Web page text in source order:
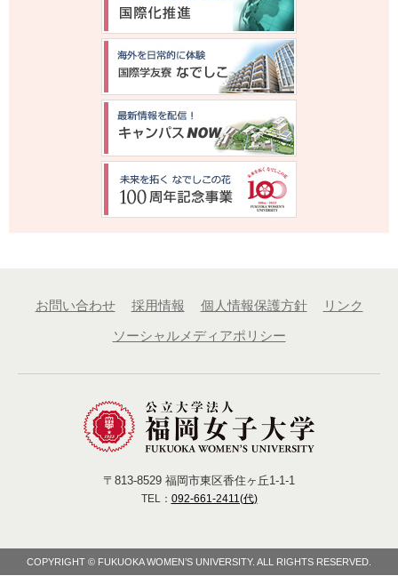
お問い合わせ 採用情報 個人情報保護方針
リンク
ソーシャルメディアポリシー
〒813-8529 福岡市東区香住ヶ丘1-1-1
TEL： 092-661-2411(代)
COPYRIGHT © FUKUOKA WOMEN’S UNIVERSITY. ALL RIGHTS RESERVED.